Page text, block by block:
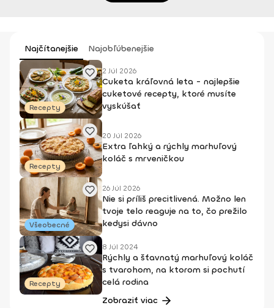
Najčítanejšie Najobľúbenejšie
Recepty
2 Júl 2026
Cuketa kráľovná leta - najlepšie
cuketové recepty, ktoré musíte
vyskúšať
Recepty
20 Júl 2026
Extra ľahký a rýchly marhuľový
koláč s mrveničkou
Všeobecné
26 Júl 2026
Nie si príliš precitlivená. Možno len
tvoje telo reaguje na to, čo prežilo
kedysi dávno
Recepty
8 Júl 2024
Rýchly a šťavnatý marhuľový koláč
s tvarohom, na ktorom si pochutí
celá rodina
Zobraziť viac